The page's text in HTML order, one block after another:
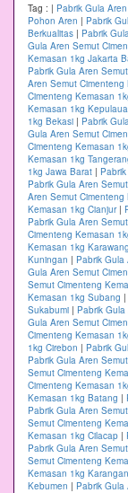
Tag : | Pabrik Gula
Pohon Aren | Pabrik
Berkualitas | Pabrik
Gula Aren Semut
Kemasan 1kg Jakarta
Pabrik Gula Aren
Aren Semut
Cimenteng Kemasan
Kemasan 1kg
1kg Bekasi | Pabrik
Gula Aren Semut
Cimenteng Kemasan
Kemasan 1kg
1kg Jawa Barat |
Pabrik Gula Aren
Aren Semut Cimenteng
Kemasan 1kg Cianjur|
Pabrik Gula Aren
Cimenteng Kemasan
Kemasan 1kg Karawang
Kuningan | Pabrik
Gula Aren Semut
Semut Cimenteng
Kemasan 1kg Subang |
Sukabumi | Pabrik
Gula Aren Semut
Cimenteng Kemasan
1kg Cirebon | Pabrik
Pabrik Gula Aren
Semut Cimenteng
Cimenteng Kemasan
Kemasan 1kg Batang |
Pabrik Gula Aren
Semut Cimenteng
Kemasan 1kg Cilacap |
Pabrik Gula Aren
Semut Cimenteng
Kemasan 1kg
Kebumen | Pabrik